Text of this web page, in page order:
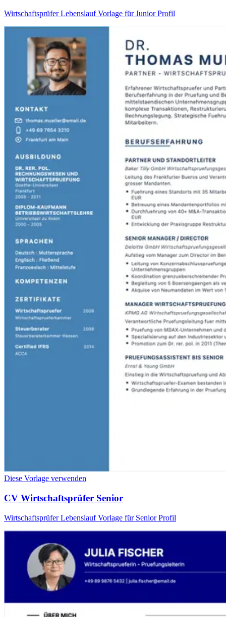
Wirtschaftsprüfer Lebenslauf Vorlage für Junior Profil
Diese Vorlage verwenden
CV Wirtschaftsprüfer Senior
Wirtschaftsprüfer Lebenslauf Vorlage für Senior Profil